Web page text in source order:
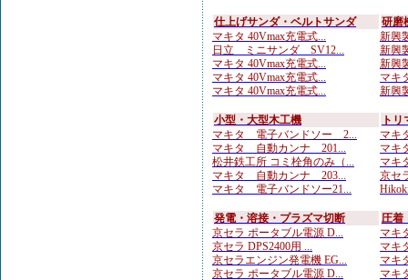
仕上げサンダ・ベルトサンダ
マキタ 40Vmax充電式...
日立 ミニサンダ SV12...
マキタ 40Vmax充電式...
マキタ 40Vmax充電式...
マキタ 40Vmax充電式...
研磨
新興
新興
新興
マキ
新興
小型・大型木工機
マキタ 電子バンドソー 2...
マキタ 自動カンナ 201...
松井鉄工所 コミ栓角のみ（...
マキタ 自動カンナ 203...
マキタ 電子バンドソー21...
ト
マキ
マキ
マキ
京セ
発電・溶接・プラズマ切断
京セラ ポータブル電源 D...
京セラ DPS2400用 ...
京セラエンジン発電機 EG...
京セラ ポータブル電源 D...
圧着
マキ
マキ
マキ
マキ